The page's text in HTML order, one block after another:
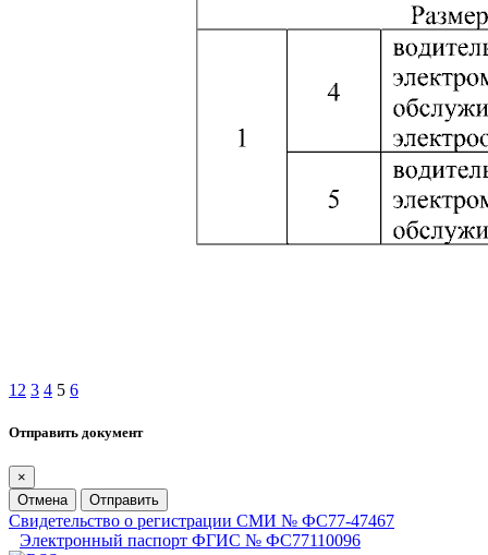
1 2 3 4 5 6
Отправить документ
×
Отмена
Отправить
Свидетельство о регистрации СМИ № ФС77-47467
Электронный паспорт ФГИС № ФС77110096